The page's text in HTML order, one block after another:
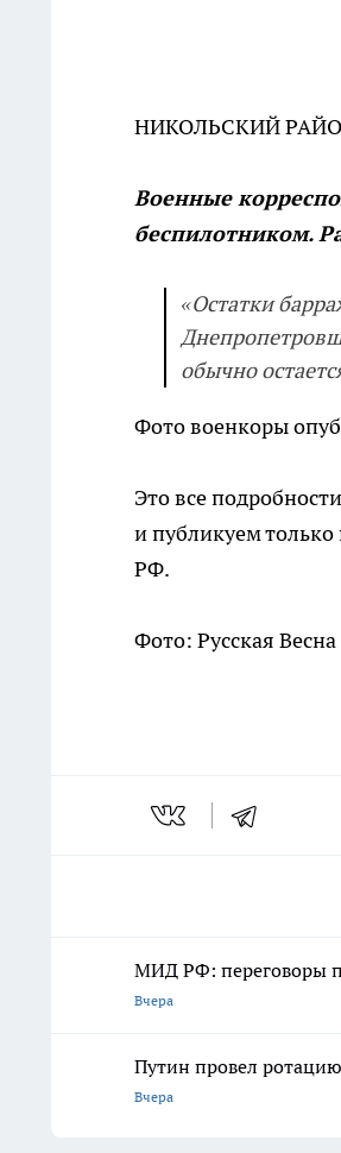
НИКОЛЬСКИЙ
Военные
беспилотником.
«Остатки
обычно
Фото военкоры
Это все
и публикуем
РФ.
Фото: Русская Весна
МИД РФ: переговоры
Вчера
Путин провел
Вчера